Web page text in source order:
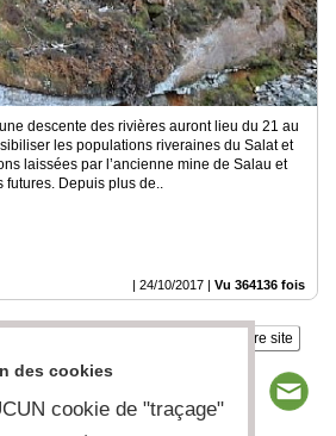
descente des rivières auront lieu du 21 au
les populations riveraines du Salat et
laissées par l’ancienne mine de Salau et
futures. Depuis plus de..
| 24/10/2017 | Vu 364136 fois
Insérez sur votre site
des cookies
cookie de "traçage"